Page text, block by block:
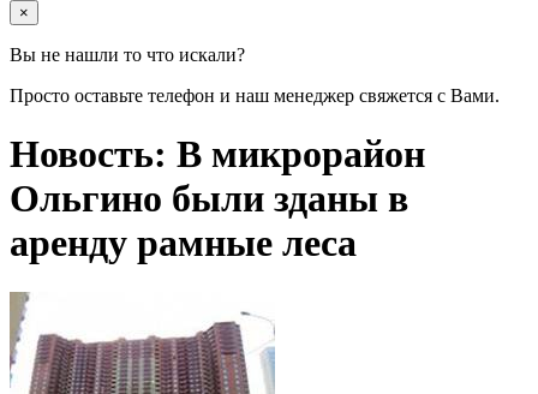
×
Вы не нашли то что искали?
Просто оставьте телефон и наш менеджер свяжется с Вами.
Новость: В микрорайон
Ольгино были зданы в
аренду рамные леса